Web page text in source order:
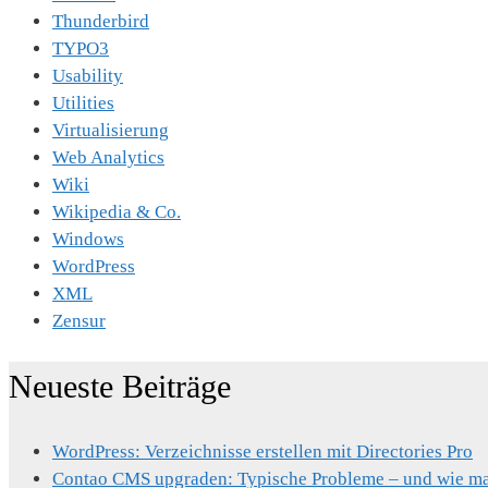
Thunderbird
TYPO3
Usability
Utilities
Virtualisierung
Web Analytics
Wiki
Wikipedia & Co.
Windows
WordPress
XML
Zensur
Neueste Beiträge
WordPress: Verzeichnisse erstellen mit Directories Pro
Contao CMS upgraden: Typische Probleme – und wie